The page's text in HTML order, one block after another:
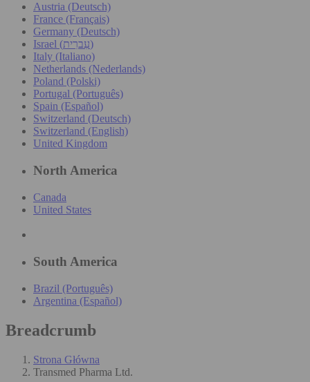
Austria (Deutsch)
France (Français)
Germany (Deutsch)
Israel (עִברִית)
Italy (Italiano)
Netherlands (Nederlands)
Poland (Polski)
Portugal (Português)
Spain (Español)
Switzerland (Deutsch)
Switzerland (English)
United Kingdom
North America
Canada
United States
South America
Brazil (Português)
Argentina (Español)
Breadcrumb
Strona Główna
Transmed Pharma Ltd.